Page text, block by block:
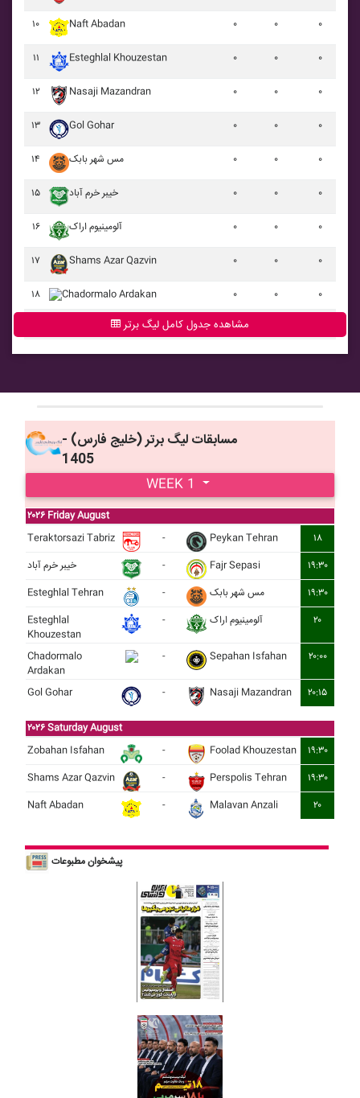
۱۰ Naft Abadan ۰ ۰ ۰
۱۱ Esteghlal Khouzestan ۰ ۰ ۰
۱۲ Nasaji Mazandran ۰ ۰ ۰
۱۳ Gol Gohar ۰ ۰ ۰
۱۴ مس شهر بابک ۰ ۰ ۰
۱۵ خيبر خرم آباد ۰ ۰ ۰
۱۶ آلومينيوم اراک ۰ ۰ ۰
۱۷ Shams Azar Qazvin ۰ ۰ ۰
۱۸ Chadormalo Ardakan ۰ ۰ ۰
مشاهده جدول کامل لیگ برتر
مسابقات ليگ برتر (خليج فارس) -
1405
WEEK 1
۲۰۲۶ Friday August
Teraktorsazi Tabriz
- Peykan Tehran
۱۸
خيبر خرم آباد
- Fajr Sepasi
۱۹:۳۰
Esteghlal Tehran
- مس شهر بابک
۱۹:۳۰
Esteghlal
Khouzestan
- آلومينيوم اراک ۲۰
Chadormalo
Ardakan
- Sepahan Isfahan ۲۰:۰۰
Gol Gohar - Nasaji Mazandran ۲۰:۱۵
۲۰۲۶ Saturday August
Zobahan Isfahan
- Foolad Khouzestan
۱۹:۳۰
Shams Azar Qazvin
- Perspolis Tehran
۱۹:۳۰
Naft Abadan
- Malavan Anzali ۲۰
پیشخوان مطبوعات